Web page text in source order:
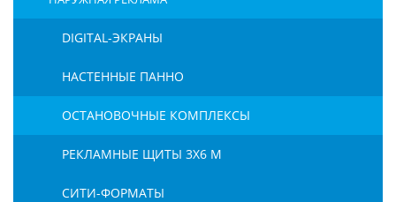
DIGITAL-ЭКРАНЫ
НАСТЕННЫЕ ПАННО
ОСТАНОВОЧНЫЕ КОМПЛЕКСЫ
РЕКЛАМНЫЕ ЩИТЫ 3Х6 М
СИТИ-ФОРМАТЫ